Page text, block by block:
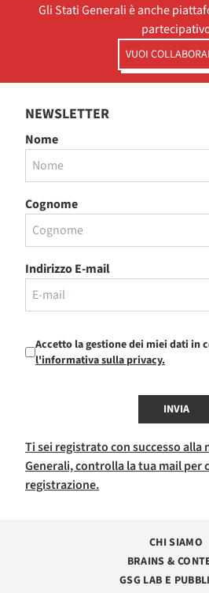
Gli Stati Generali è anche
VUOI
NEWSLETTER
Nome
Cognome
Indirizzo E-mail
Accetto la gestione dei miei dati in
l'informativa sulla privacy.
INVIA
Ti sei registrato con successo
Generali, controlla la tua mail per
registrazione.
CHI SIAMO
BRAINS &
GSG LAB E